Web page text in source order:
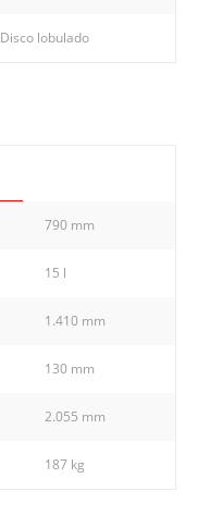
Disco lobulado
790 mm
15 l
1.410 mm
130 mm
2.055 mm
187 kg